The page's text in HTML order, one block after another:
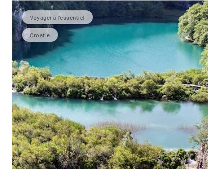
Voyager à l’essentiel
Croatie